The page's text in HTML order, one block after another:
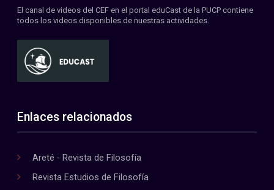
El canal de videos del CEF en el portal eduCast de la PUCP contiene
todos los videos disponibles de nuestras actividades.
Enlaces relacionados
Areté - Revista de Filosofía
Revista Estudios de Filosofía